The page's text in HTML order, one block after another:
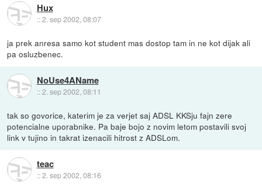
Hux
::2. sep 2002, 08:07
ja prek anresa samo kot student mas dostop tam in ne kot dijak ali
pa osluzbenec.
NoUse4AName
::2. sep 2002, 08:11
tak so govorice, katerim je za verjet saj ADSL KKSju fajn zere
potencialne uporabnike. Pa baje bojo z novim letom postavili svoj
link v tujino in takrat izenacili hitrost z ADSLom.
teac
::2. sep 2002, 08:16